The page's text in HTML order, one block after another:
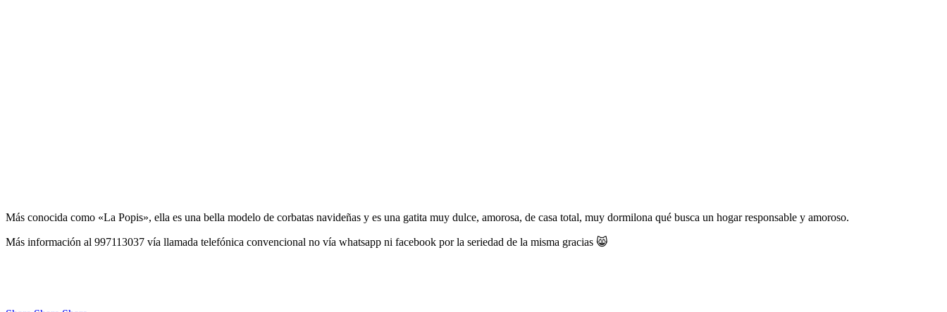
Más conocida como «La Popis», ella es una bella modelo de corbatas navideñas y es una gatita muy dulce, amorosa, de casa total, muy dormilona qué busca un hogar responsable y amoroso.
Más información al 997113037 vía llamada telefónica convencional no vía whatsapp ni facebook por la seriedad de la misma gracias 😸